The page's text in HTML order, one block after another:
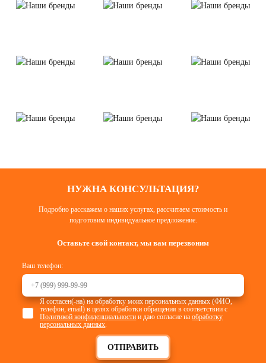
НУЖНА КОНСУЛЬТАЦИЯ?
Подробно расскажем о наших услугах, рассчитаем стоимость и
подготовим индивидуальное предложение.
Оставьте свой контакт, мы вам перезвоним
Ваш телефон:
ОТПРАВИТЬ
Я согласен(-на) на обработку моих персональных данных (ФИО,
телефон, email) в целях обработки обращения в соответствии с
Политикой конфиденциальности и даю согласие наобработку
персональных данных.